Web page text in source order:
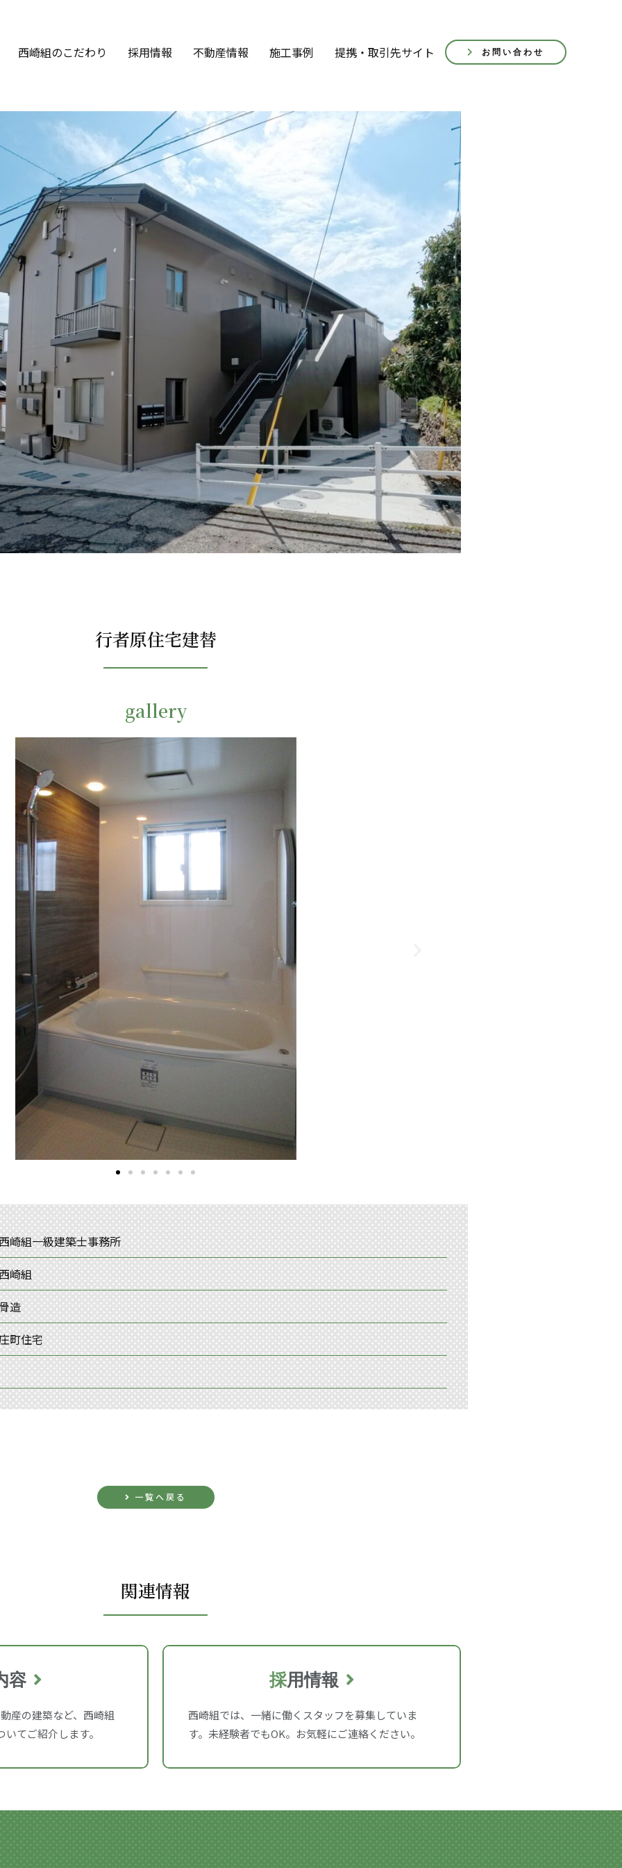
西崎組のこだわり 採用情報 不動産情報 施工事例 提携・取引先サイト お問い合わせ
行者原住宅建替
gallery
崎組一級建築士事務所
崎組
造
町住宅
一覧へ戻る
関連情報
容
産の建築など、西崎組
てご紹介します。
採用情報
西崎組では、一緒に働くスタッフを募集していま
す。未経験者でもOK。お気軽にご連絡ください。